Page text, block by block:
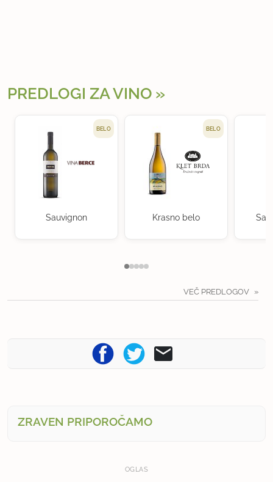
PREDLOGI ZA VINO
BELO
Sauvignon
BELO
Krasno belo
VEČ PREDLOGOV
ZRAVEN PRIPOROČAMO
OGLAS